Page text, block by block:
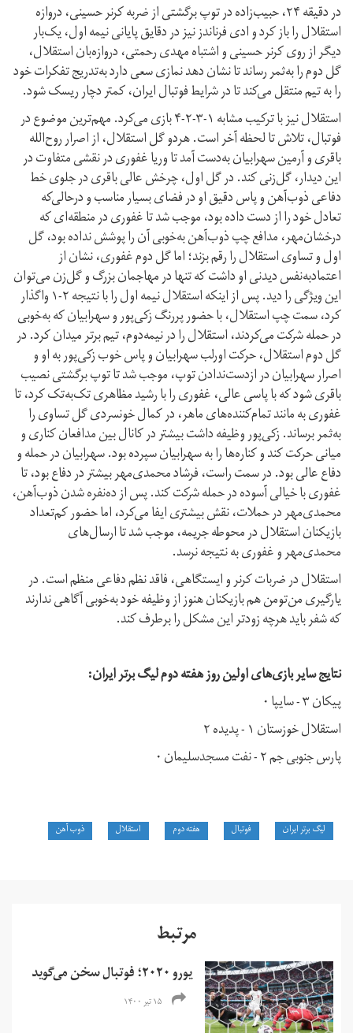
در دقیقه ۲۴، حبیب‌زاده در توپ برگشتی از ضربه کرنر حسینی، دروازه
استقلال را باز کرد و ادی فرناندز نیز در دقایق پایانی نیمه اول، یک‌بار
دیگر از روی کرنر حسینی و اشتباه مهدی رحمتی، دروازه‌بان استقلال،
گل دوم را به‌ثمر رساند تا نشان دهد نمازی سعی دارد به‌تدریج تفکرات خود
را به تیم منتقل می‌کند تا در شرایط فوتبال ایران، کمتر دچار ریسک شود.
استقلال نیز با ترکیب مشابه ۱-۳-۲-۴ بازی می‌کرد. مهم‌ترین موضوع در
فوتبال، تلاش تا لحظه آخر است. هردو گل استقلال، از اصرار روح‌الله
باقری و آرمین سهرابیان به‌دست آمد تا وریا غفوری در نقشی متفاوت در
این دیدار، گل‌زنی کند. در گل اول، چرخش عالی باقری در جلوی خط
دفاعی ذوب‌آهن و پاس دقیق او در فضای بسیار مناسب و در‌حالی‌که
تعادل خود را از دست داده بود، موجب شد تا غفوری در منطقه‌ای که
درخشان‌مهر، مدافع چپ ذوب‌آهن به‌خوبی آن را پوشش نداده بود، گل
اول و تساوی استقلال را رقم بزند؛ اما گل دوم غفوری، نشان از
اعتمادبه‌نفس دیدنی او داشت که تنها در مهاجمان بزرگ و گل‌زن می‌توان
این ویژگی را دید. پس از اینکه استقلال نیمه اول را با نتیجه ۲-۱ واگذار
کرد، سمت چپ استقلال، با حضور پررنگ زکی‌پور و سهرابیان که به‌خوبی
در حمله شرکت می‌کردند، استقلال را در نیمه‌دوم، تیم برتر میدان کرد. در
گل دوم استقلال، حرکت اورلب سهرابیان و پاس خوب زکی‌پور به او و
اصرار سهرابیان در ازدست‌ندادن توپ، موجب شد تا توپ برگشتی نصیب
باقری شود که با پاسی عالی، غفوری را با رشید مظاهری تک‌به‌تک کرد، تا
غفوری به مانند تمام‌کننده‌‌های ماهر، در کمال خونسردی گل تساوی را
به‌ثمر برساند. زکی‌پور وظیفه داشت بیشتر در کانال بین مدافعان کناری و
میانی حرکت کند و کناره‌ها را به سهرابیان سپرده بود. سهرابیان در حمله و
دفاع عالی بود. در سمت راست، فرشاد محمدی‌مهر بیشتر در دفاع بود، تا
غفوری با خیالی آسوده در حمله شرکت کند. پس از ده‌نفره شدن ذوب‌آهن،
محمدی‌مهر در حملات، نقش بیشتری ایفا می‌کرد، اما حضور کم‌تعداد
بازیکنان استقلال در محوطه جریمه، موجب شد تا ارسال‌های
محمدی‌مهر و غفوری به نتیجه نرسد.
استقلال در ضربات کرنر و ایستگاهی، فاقد نظم دفاعی منظم است. در
یارگیری من‌تومن هم بازیکنان هنوز از وظیفه خود به‌خوبی آگاهی ندارند
که شفر باید هرچه زودتر این مشکل را برطرف کند.
نتایج سایر بازی‌های اولین روز هفته دوم لیگ برتر ایران:
پیکان ۳ - سایپا ۰
استقلال خوزستان ۱ - پدیده ۲
پارس جنوبی جم ۲ - نفت مسجدسلیمان ۰
لیگ برتر ایران فوتبال هفته دوم استقلال ذوب آهن
مرتبط
یورو ۲۰۲۰؛ فوتبال سخن می‌گوید
۱۵ تیر ۱۴۰۰